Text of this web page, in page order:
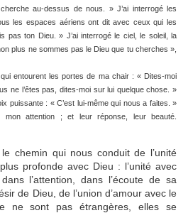
au-dessus de nous. » J’ai interrogé les
les espaces aériens ont dit avec ceux qui les
pas ton Dieu. » J’ai interrogé le ciel, le soleil, la
plus ne sommes pas le Dieu que tu cherches »,
entourent les portes de ma chair : « Dites-moi
ne l’êtes pas, dites-moi sur lui quelque chose. »
puissante : « C’est lui-même qui nous a faites. »
mon attention ; et leur réponse, leur beauté.
chemin qui nous conduit de l’unité
profonde avec Dieu : l’unité avec
l’attention, dans l’écoute de sa
de Dieu, de l’union d’amour avec le
ne sont pas étrangères, elles se